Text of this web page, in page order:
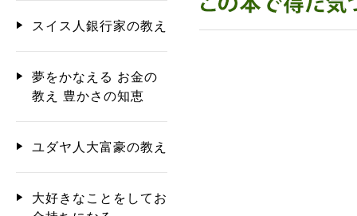
スイス人銀行家の教え
夢をかなえる お金の
教え 豊かさの知恵
ユダヤ人大富豪の教え
大好きなことをしてお